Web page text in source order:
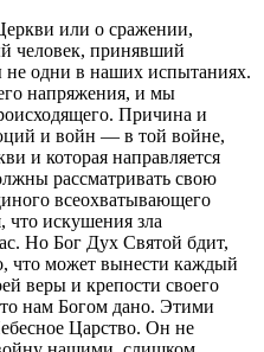
или о сражении,
человек, принявший
одни в наших испытаниях.
напряжения, и мы
Причина и
и войн — в той войне,
и которая направляется
рассматривать свою
всеохватывающего
что искушения зла
Но Бог Дух Святой бдит,
что может вынести каждый
веры и крепости своего
нам Богом дано. Этими
Царство. Он не